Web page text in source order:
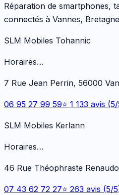
Réparation de smartphones,
connectés à Vannes,
SLM Mobiles Tohannic
Horaires…
7 Rue Jean Perrin, 56000
06 95 27 99 59⭐ 1 133 avis
SLM Mobiles Kerlann
Horaires…
46 Rue Théophraste
07 43 62 72 27⭐ 263 avis (5/